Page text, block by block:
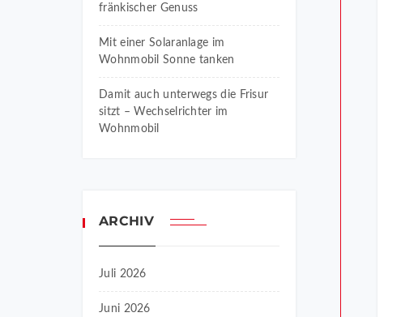
fränkischer Genuss
Mit einer Solaranlage im
Wohnmobil Sonne tanken
Damit auch unterwegs die Frisur
sitzt – Wechselrichter im
Wohnmobil
ARCHIV
Juli 2026
Juni 2026